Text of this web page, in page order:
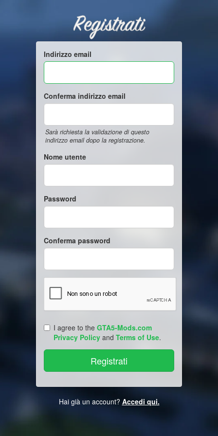
Registrati
Indirizzo email
Conferma indirizzo email
Sarà richiesta la validazione di questo
indirizzo email dopo la registrazione.
Nome utente
Password
Conferma password
I agree to the GTA5-Mods.com
Privacy Policy and Terms of Use.
Hai già un account? Accedi qui.